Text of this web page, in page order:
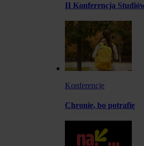
II Konferencja
Konferencje
Chronię, bo potrafię